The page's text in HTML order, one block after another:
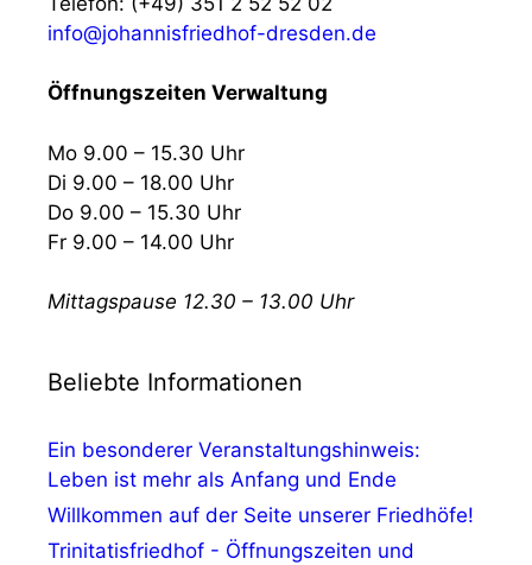
info@johannisfriedhof-dresden.de
Öffnungszeiten Verwaltung
Mo 9.00 – 15.30 Uhr
Di 9.00 – 18.00 Uhr
Do 9.00 – 15.30 Uhr
Fr 9.00 – 14.00 Uhr
Mittagspause 12.30 – 13.00 Uhr
Beliebte Informationen
Ein besonderer Veranstaltungshinweis:
Leben ist mehr als Anfang und Ende
Willkommen auf der Seite unserer Friedhöfe!
Trinitatisfriedhof - Öffnungszeiten und